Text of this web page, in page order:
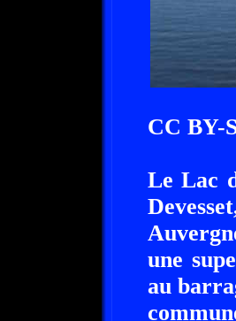
CC BY-
Le Lac
une
au